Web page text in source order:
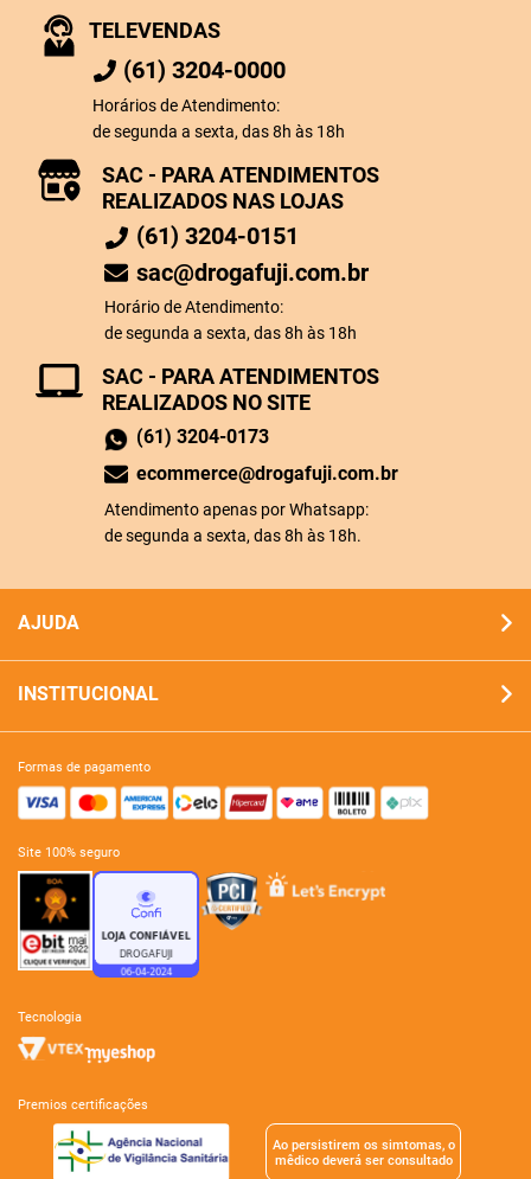
TELEVENDAS
(61) 3204-0000
Horários de Atendimento:
de segunda a sexta, das 8h às 18h
SAC - PARA ATENDIMENTOS
REALIZADOS NO SITE
(61) 3204-0173
ecommerce@drogafuji.com.br
Atendimento apenas por Whatsapp:
de segunda a sexta, das 8h às 18h.
SAC - PARA ATENDIMENTOS
REALIZADOS NAS LOJAS
(61) 3204-0151
sac@drogafuji.com.br
Horário de Atendimento:
de segunda a sexta, das 8h às 18h
AJUDA
INSTITUCIONAL
formas de pagamento
site 100% seguro
tecnologia
premios certificações
Ao persistirem os simtomas, o
mêdico deverá ser consultado